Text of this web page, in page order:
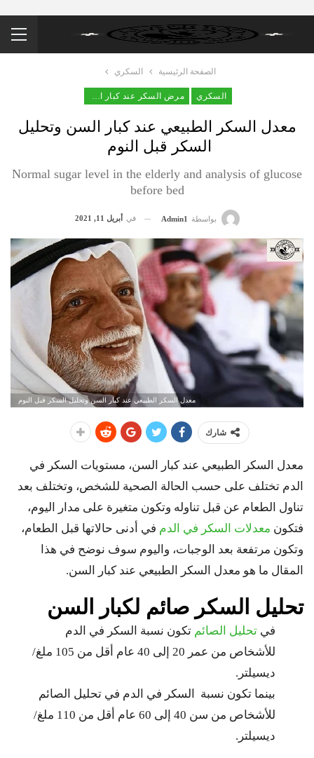
الصفحة الرئيسية السكري
السكري مرض السكر عند كبار السن
معدل السكر الطبيعي عند كبار السن وتحليل
السكر قبل النوم
Normal sugar level in the elderly and analysis of glucose
before bed
بواسطة Admin1 في أبريل 11, 2021
معدل السكر الطبيعي عند كبار السن وتحليل السكر قبل النوم
شارك
معدل السكر الطبيعي عند كبار السن، مستويات السكر في
الدم تختلف على حسب الحالة الصحية للشخص، وتختلف بعد
تناول الطعام عن قبل تناوله وتكون متغيرة على مدار اليوم،
فتكون معدلات السكر في الدم في أدنى حالاتها قبل الطعام،
وتكون مرتفعة بعد الوجبات، واليوم سوف نوضح في هذا
المقال ما هو معدل السكر الطبيعي عند كبار السن.
تحليل السكر صائم لكبار السن
في تحليل الصائم تكون نسبة السكر في الدم
للأشخاص من عمر 20 إلى 40 عام أقل من 105 ملغ/
ديسيلتر.
بينما تكون نسبة السكر في الدم في تحليل الصائم
للأشخاص من سن 40 إلى 60 عام أقل من 110 ملغ/
ديسيلتر.